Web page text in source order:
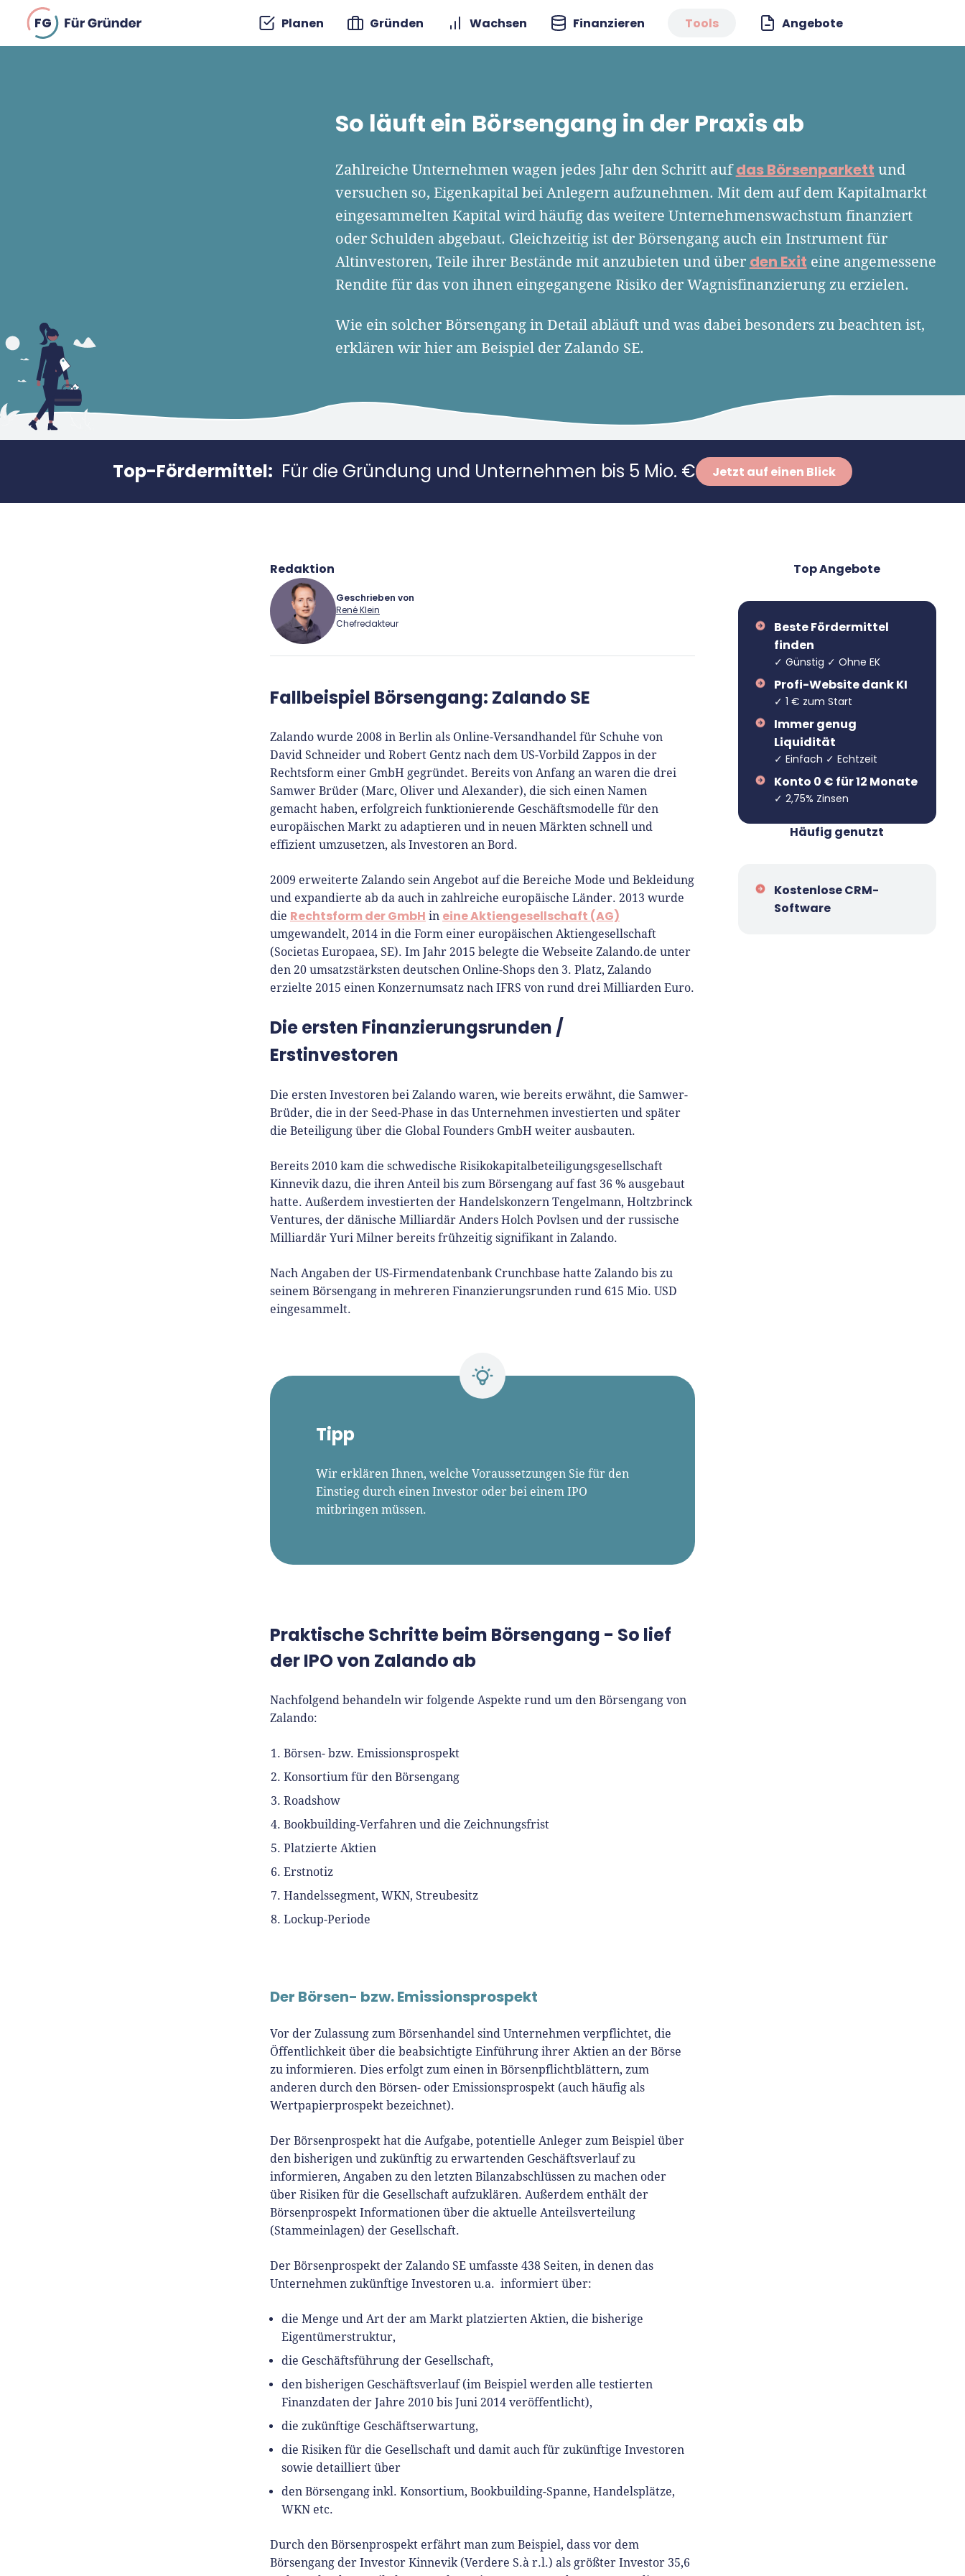
FG Planen Gründen Wachsen Finanzieren Tools Angebote
So läuft ein Börsengang in der Praxis ab
Zahlreiche Unternehmen wagen jedes Jahr den Schritt aufdas Börsenparkett und
versuchen so, Eigenkapital bei Anlegern aufzunehmen. Mit dem auf dem Kapitalmarkt
eingesammelten Kapital wird häufig das weitere Unternehmenswachstum finanziert
oder Schulden abgebaut. Gleichzeitig ist der Börsengang auch ein Instrument für
Altinvestoren, Teile ihrer Bestände mit anzubieten und über den Exit eine angemessene
Rendite für das von ihnen eingegangene Risiko der Wagnisfinanzierung zu erzielen.
Wie ein solcher Börsengang in Detail abläuft und was dabei besonders zu beachten ist,
erklären wir hier am Beispiel der Zalando SE.
Top-Fördermittel: Für die Gründung und Unternehmen bis 5 Mio. € Jetzt auf einen Blick
Redaktion
Geschrieben von
René Klein
Chefredakteur
René Klein
Für-Gründer.de Redaktion
Seit 2010 ist René als Gründer von
Für-Gründer.de Teil der deutschen
Gründerlandschaft. Seine Mission:
Gründerinnen und Gründern
praxisnahe Inhalte und echte
Insights an die Hand zu geben. Das
Host, Webinar-Moderator und auf
unserem YouTube-Kanal.
Er ist Interviewpartner in anderen
Medien und verfasst Fachbeiträge
zu Gründungsthemen.
Fallbeispiel Börsengang: Zalando SE
Zalando wurde 2008 in Berlin als Online-Versandhandel für Schuhe von
David Schneider und Robert Gentz nach dem US-Vorbild Zappos in der
Rechtsform einer GmbH gegründet. Bereits von Anfang an waren die drei
Samwer Brüder (Marc, Oliver und Alexander), die sich einen Namen
gemacht haben, erfolgreich funktionierende Geschäftsmodelle für den
europäischen Markt zu adaptieren und in neuen Märkten schnell und
effizient umzusetzen, als Investoren an Bord.
2009 erweiterte Zalando sein Angebot auf die Bereiche Mode und Bekleidung
und expandierte ab da auch in zahlreiche europäische Länder. 2013 wurde
die Rechtsform der GmbH in eine Aktiengesellschaft (AG)
umgewandelt, 2014 in die Form einer europäischen Aktiengesellschaft
(Societas Europaea, SE). Im Jahr 2015 belegte die Webseite Zalando.de unter
den 20 umsatzstärksten deutschen Online-Shops den 3. Platz, Zalando
erzielte 2015 einen Konzernumsatz nach IFRS von rund drei Milliarden Euro.
Die ersten Finanzierungsrunden /
Erstinvestoren
Die ersten Investoren bei Zalando waren, wie bereits erwähnt, die Samwer-
Brüder, die in der Seed-Phase in das Unternehmen investierten und später
die Beteiligung über die Global Founders GmbH weiter ausbauten.
Bereits 2010 kam die schwedische Risikokapitalbeteiligungsgesellschaft
Kinnevik dazu, die ihren Anteil bis zum Börsengang auf fast 36 % ausgebaut
hatte. Außerdem investierten der Handelskonzern Tengelmann, Holtzbrinck
Ventures, der dänische Milliardär Anders Holch Povlsen und der russische
Milliardär Yuri Milner bereits frühzeitig signifikant in Zalando.
Nach Angaben der US-Firmendatenbank Crunchbase hatte Zalando bis zu
seinem Börsengang in mehreren Finanzierungsrunden rund 615 Mio. USD
eingesammelt.
Tipp
Wir erklären Ihnen, welche Voraussetzungen Sie für den
Einstieg durch einen Investor oder bei einem IPO
mitbringen müssen.
Praktische Schritte beim Börsengang - So lief
der IPO von Zalando ab
Nachfolgend behandeln wir folgende Aspekte rund um den Börsengang von
Zalando:
Börsen- bzw. Emissionsprospekt
Konsortium für den Börsengang
Roadshow
Bookbuilding-Verfahren und die Zeichnungsfrist
Platzierte Aktien
Erstnotiz
Handelssegment, WKN, Streubesitz
Lockup-Periode
Der Börsen- bzw. Emissionsprospekt
Vor der Zulassung zum Börsenhandel sind Unternehmen verpflichtet, die
Öffentlichkeit über die beabsichtigte Einführung ihrer Aktien an der Börse
zu informieren. Dies erfolgt zum einen in Börsenpflichtblättern, zum
anderen durch den Börsen- oder Emissionsprospekt (auch häufig als
Wertpapierprospekt bezeichnet).
Der Börsenprospekt hat die Aufgabe, potentielle Anleger zum Beispiel über
den bisherigen und zukünftig zu erwartenden Geschäftsverlauf zu
informieren, Angaben zu den letzten Bilanzabschlüssen zu machen oder
über Risiken für die Gesellschaft aufzuklären. Außerdem enthält der
Börsenprospekt Informationen über die aktuelle Anteilsverteilung
(Stammeinlagen) der Gesellschaft.
Der Börsenprospekt der Zalando SE umfasste 438 Seiten, in denen das
Unternehmen zukünftige Investoren u.a. informiert über:
die Menge und Art der am Markt platzierten Aktien, die bisherige
Eigentümerstruktur,
die Geschäftsführung der Gesellschaft,
den bisherigen Geschäftsverlauf (im Beispiel werden alle testierten
Finanzdaten der Jahre 2010 bis Juni 2014 veröffentlicht),
die zukünftige Geschäftserwartung,
die Risiken für die Gesellschaft und damit auch für zukünftige Investoren
sowie detailliert über
den Börsengang inkl. Konsortium, Bookbuilding-Spanne, Handelsplätze,
WKN etc.
Durch den Börsenprospekt erfährt man zum Beispiel, dass vor dem
Börsengang der Investor Kinnevik (Verdere S.à r.l.) als größter Investor 35,6
Top Angebote
Beste Fördermittel
finden
✓ Günstig ✓ Ohne EK
Profi-Website dank KI
✓ 1 € zum Start
Immer genug
Liquidität
✓ Einfach ✓ Echtzeit
Konto 0 € für 12 Monate
✓ 2,75% Zinsen
Häufig genutzt
Kostenlose CRM-
Software